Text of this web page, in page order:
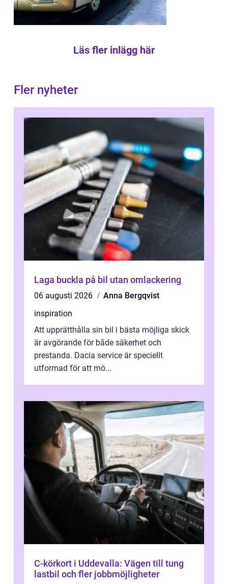
Läs fler inlägg här
Fler nyheter
Laga buckla på bil utan omlackering
06 augusti 2026
Anna Bergqvist
inspiration
Att upprätthålla sin bil i bästa möjliga skick
är avgörande för både säkerhet och
prestanda. Dacia service är speciellt
utformad för att mö...
C-körkort i Uddevalla: Vägen till tung
lastbil och fler jobbmöjligheter